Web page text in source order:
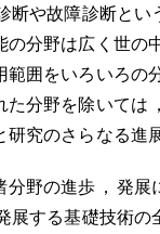
断や故障診断と
の分野は広く世の
範囲をいろいろの
た分野を除いては
研究のさらなる進
分野の進歩 ， 発展
展する基礎技術の